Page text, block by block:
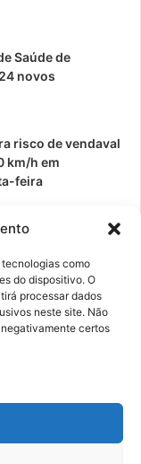
como
do dispositivo. O
processar dados
neste site. Não
certos
Saúde de
novos
risco de vendaval
km/h em
feira
do IDEB no
por:
Publicidade